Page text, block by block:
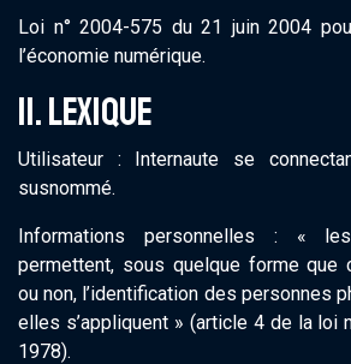
Loi n° 2004-575 du 21 juin 2004
l’économie numérique.
11. LEXIQUE
Utilisateur : Internaute se
susnommé.
Informations personnelles : «
permettent, sous quelque forme que
ou non, l’identification des personnes
elles s’appliquent » (article 4 de la loi
1978).